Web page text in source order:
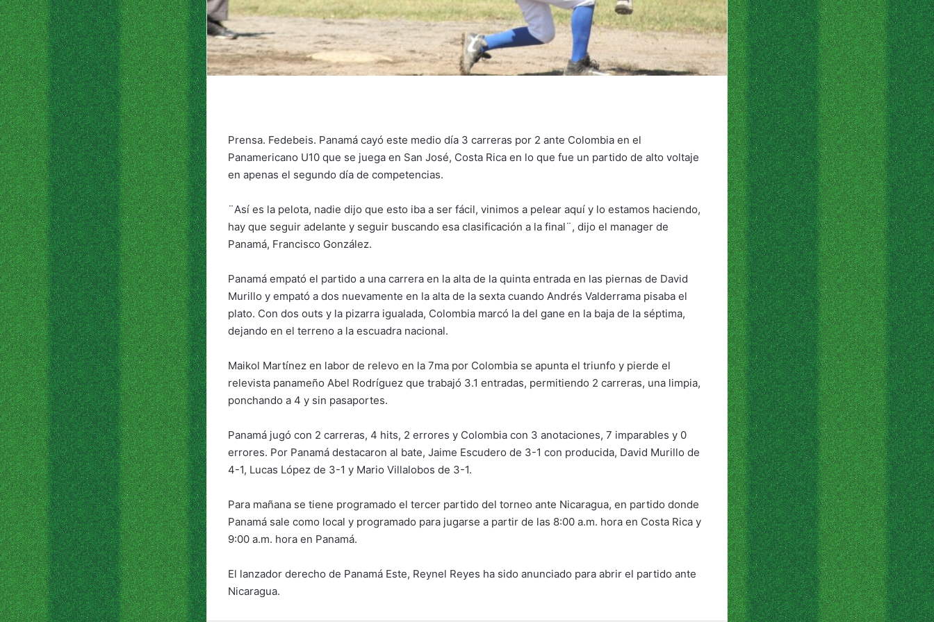
Prensa. Fedebeis. Panamá cayó este medio día 3 carreras por 2 ante Colombia en el
Panamericano U10 que se juega en San José, Costa Rica en lo que fue un partido de alto voltaje
en apenas el segundo día de competencias.
¨Así es la pelota, nadie dijo que esto iba a ser fácil, vinimos a pelear aquí y lo estamos haciendo,
hay que seguir adelante y seguir buscando esa clasificación a la final¨, dijo el manager de
Panamá, Francisco González.
Panamá empató el partido a una carrera en la alta de la quinta entrada en las piernas de David
Murillo y empató a dos nuevamente en la alta de la sexta cuando Andrés Valderrama pisaba el
plato. Con dos outs y la pizarra igualada, Colombia marcó la del gane en la baja de la séptima,
dejando en el terreno a la escuadra nacional.
Maikol Martínez en labor de relevo en la 7ma por Colombia se apunta el triunfo y pierde el
relevista panameño Abel Rodríguez que trabajó 3.1 entradas, permitiendo 2 carreras, una limpia,
ponchando a 4 y sin pasaportes.
Panamá jugó con 2 carreras, 4 hits, 2 errores y Colombia con 3 anotaciones, 7 imparables y 0
errores. Por Panamá destacaron al bate, Jaime Escudero de 3-1 con producida, David Murillo de
4-1, Lucas López de 3-1 y Mario Villalobos de 3-1.
Para mañana se tiene programado el tercer partido del torneo ante Nicaragua, en partido donde
Panamá sale como local y programado para jugarse a partir de las 8:00 a.m. hora en Costa Rica y
9:00 a.m. hora en Panamá.
El lanzador derecho de Panamá Este, Reynel Reyes ha sido anunciado para abrir el partido ante
Nicaragua.